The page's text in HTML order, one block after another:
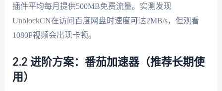
插件平均每月提供500MB免费流量。实测发现
UnblockCN在访问百度网盘时速度可达2MB/s，但观看
1080P视频会出现卡顿。
2.2 进阶方案：番茄加速器（推荐长期使
用）